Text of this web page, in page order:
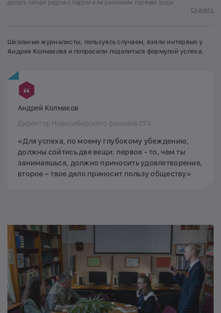
делать селфи рядом с паром или разливом горячей воды
Скачать
Школьные журналисты, пользуясь случаем, взяли интервью у
Андрея Колмакова и попросили поделиться формулой успеха.
Андрей Колмаков
Директор Новосибирского филиала СГК
«Для успеха, по моему глубокому убеждению,
должны сойтись две вещи: первое - то, чем ты
занимаешься, должно приносить удовлетворение,
второе – твое дело приносит пользу обществу»